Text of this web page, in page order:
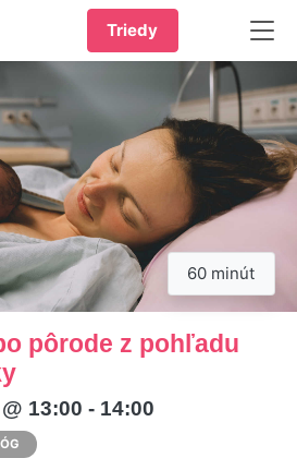
Triedy
60 minút
pôrode z pohľadu
13:00 - 14:00